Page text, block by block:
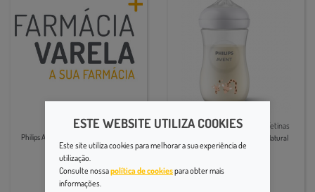
Philips Avent Sacos Esteriliz Micoondas,
10,99€
Mamã e Bebé | Biberões e Tetinas
Philips Avent Biberão Girafa Natural
15,10€
ESTE WEBSITE UTILIZA COOKIES
Este site utiliza cookies para melhorar a sua experiência de
utilização.
Consulte nossapolítica de cookiespara obter mais
informações.